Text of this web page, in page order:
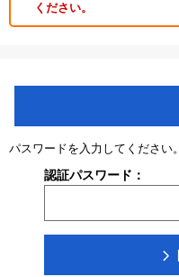
ください。
パスワードを入力してください。
認証パスワード：